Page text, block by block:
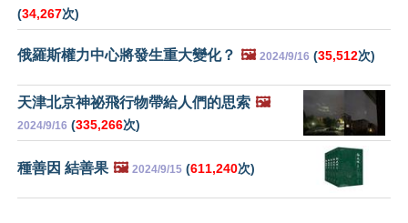
(34,267次)
俄羅斯權力中心將發生重大變化？ 🖼️ 2024/9/16 (35,512次)
天津北京神祕飛行物帶給人們的思索 🖼️
2024/9/16 (335,266次)
種善因 結善果 🖼️ 2024/9/15 (611,240次)